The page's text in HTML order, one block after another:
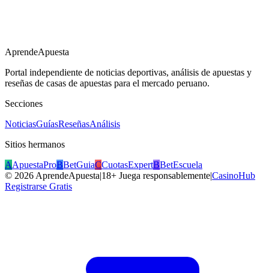
AprendeApuesta
Portal independiente de noticias deportivas, análisis de apuestas y
reseñas de casas de apuestas para el mercado peruano.
Secciones
NoticiasGuíasReseñasAnálisis
Sitios hermanos
AApuestaProBBetGuiaCCuotasExpertBBetEscuela
© 2026 AprendeApuesta|18+ Juega responsablemente|CasinoHub
Registrarse Gratis